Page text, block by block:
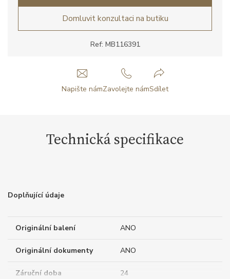
Ref: MB116391
Domluvit konzultaci na butiku
Napište námZavolejte námSdílet
Technická specifikace
Doplňující údaje
Originální balení ANO
Originální dokumenty ANO
Záruční doba
24